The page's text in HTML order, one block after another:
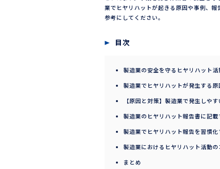
業でヒヤリハットが起きる原因や事例、
参考にしてください。
目次
製造業の安全を守るヒヤリハット活
製造業でヒヤリハットが発生する原
【原因と対策】製造業で発生しや
製造業のヒヤリハット報告書に記
製造業でヒヤリハット報告を習慣化
製造業におけるヒヤリハット活動の
まとめ